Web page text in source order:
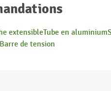
extensibleTube en aluminium
Barre de tension